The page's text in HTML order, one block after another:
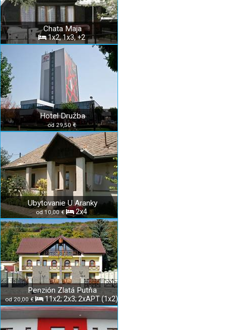
Chata Maja
1x2, 1x3, +2
Hotel Družba
od 29,50 €
Ubytovanie U Aranky
od 10,00 € 2x4
Penzión Zlatá Putňa
od 20,00 € 11x2; 2x3; 2xAPT (1x2)